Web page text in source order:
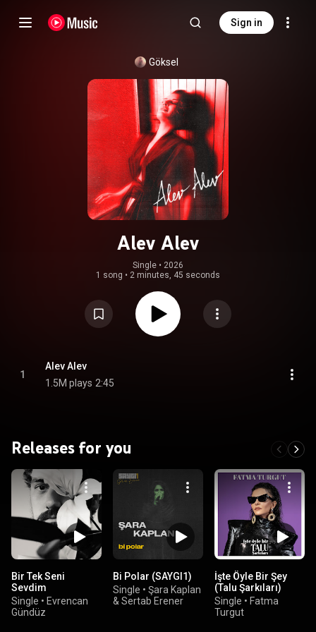
Sign in
Göksel
Alev Alev
Single • 2026
1 song • 2 minutes, 45 seconds
1
Alev Alev
1.5M plays 2:45
Releases for you
Bir Tek Seni
Sevdim
Single • Evrencan
Gündüz
Bi Polar (SAYGI1)
Single • Şara Kaplan
& Sertab Erener
İşte Öyle Bir Şey
(Talu Şarkıları)
Single • Fatma
Turgut